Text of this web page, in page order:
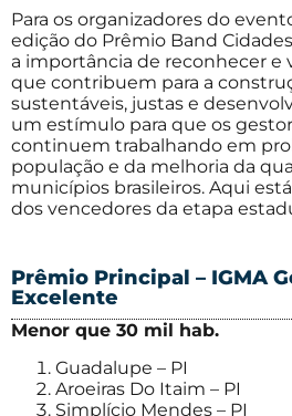
Para os organizadores do
edição do Prêmio Band
a importância de reconhecer e
que contribuem para a
sustentáveis, justas e
um estímulo para que os
continuem trabalhando em
população e da melhoria da
municípios brasileiros. Aqui
dos vencedores da etapa
Prêmio Principal – IGMA
Excelente
Menor que 30 mil hab.
Guadalupe – PI
Aroeiras Do Itaim – PI
Simplício Mendes – PI